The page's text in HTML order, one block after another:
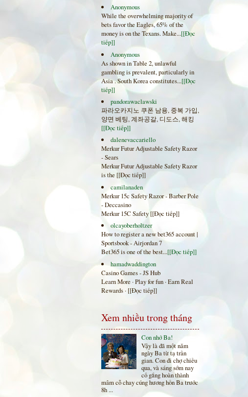
Anonymous
While the overwhelming majority of
bets favor the Eagles, 65% of the
money is on the Texans. Make...[[Đọc
tiếp]]
Anonymous
As shown in Table 2, unlawful
gambling is prevalent, particularly in
Asia . South Korea constitutes...[[Đọc
tiếp]]
pandorawaclawski
파라오카지노 쿠폰 남용, 중복 가입,
양면 베팅, 계좌공갈, 디도스, 해킹
[[Đọc tiếp]]
dalenevaccariello
Merkur Futur Adjustable Safety Razor
- Sears
Merkur Futur Adjustable Safety Razor
is the [[Đọc tiếp]]
camilanaden
Merkur 15c Safety Razor - Barber Pole
- Deccasino
Merkur 15C Safety [[Đọc tiếp]]
olcayoberholtzer
How to register a new bet365 account |
Sportsbook - Airjordan 7
Bet365 is one of the best...[[Đọc tiếp]]
hamadwaddington
Casino Games - JS Hub
Learn More · Play for fun · Earn Real
Rewards · [[Đọc tiếp]]
Xem nhiều trong tháng
Con nhớ Ba!
Vậy là đã một năm
ngày Ba từ tạ trần
gian. Con đi chợ chiều
qua, và sáng sớm nay
cố gắng hoàn thành
mâm cỗ chay cúng hương hồn Ba trước
8h ...